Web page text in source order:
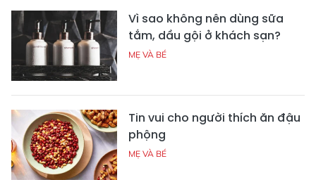
Vì sao không nên dùng sữa
tắm, dầu gội ở khách sạn?
MẸ VÀ BÉ
Tin vui cho người thích ăn đậu
phộng
MẸ VÀ BÉ